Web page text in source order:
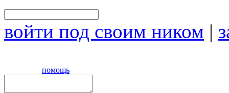
войти под своим ником |
помощь